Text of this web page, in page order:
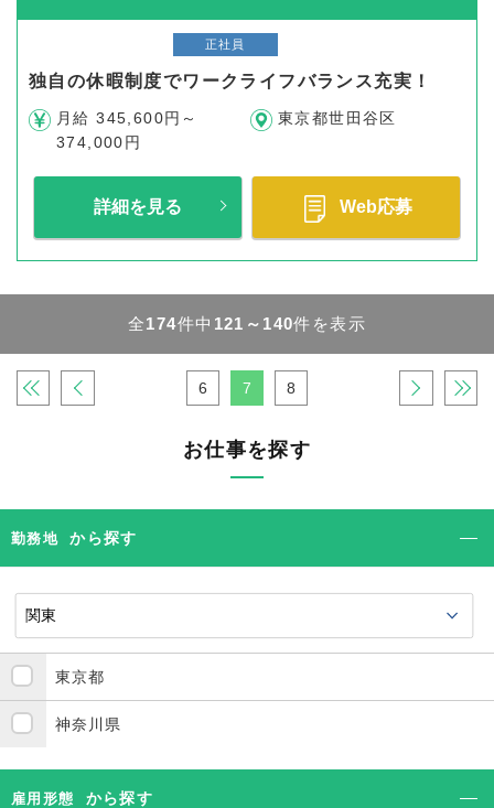
正社員
独自の休暇制度でワークライフバランス充実！
月給 345,600円～
374,000円
東京都世田谷区
詳細を見る Web応募
全174件中 121～140件を表示
« ‹ 6 7 8 › »
お仕事を探す
勤務地 から探す
東京都
神奈川県
雇用形態 から探す